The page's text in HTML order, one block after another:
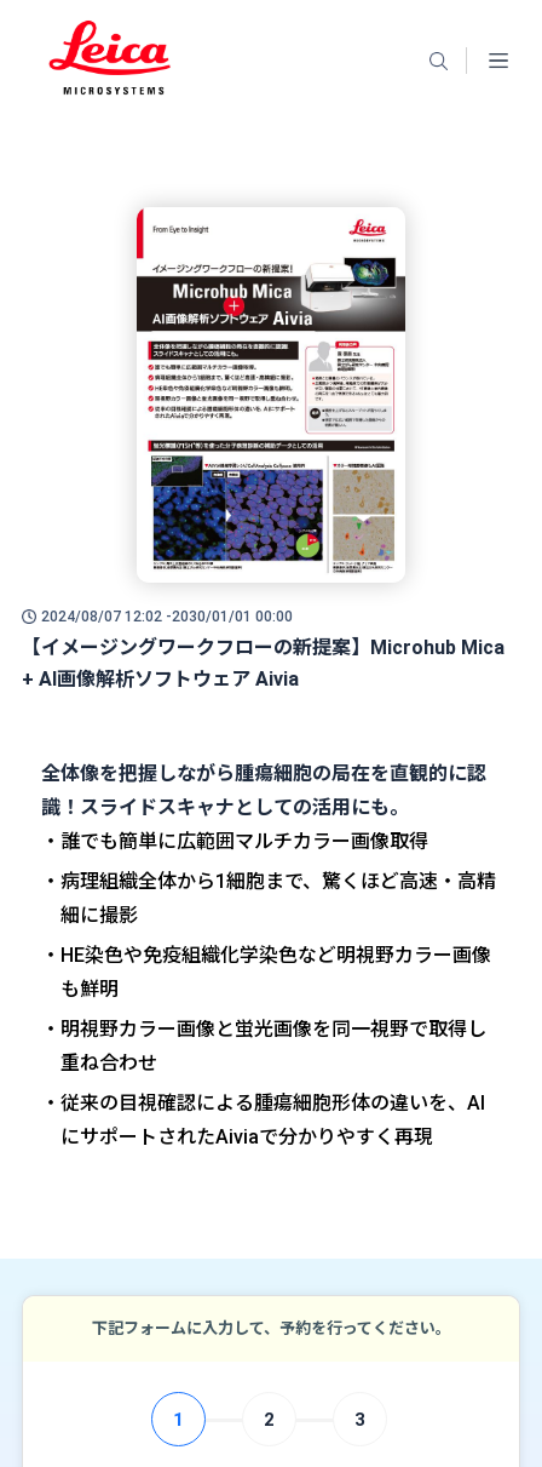
2024/08/07 12:02 -2030/01/01 00:00
【イメージングワークフローの新提案】Microhub Mica
+ AI画像解析ソフトウェア Aivia
全体像を把握しながら腫瘍細胞の局在を直観的に認
識！スライドスキャナとしての活用にも。
誰でも簡単に広範囲マルチカラー画像取得
病理組織全体から1細胞まで、驚くほど高速・高精
細に撮影
HE染色や免疫組織化学染色など明視野カラー画像
も鮮明
明視野カラー画像と蛍光画像を同一視野で取得し
重ね合わせ
従来の目視確認による腫瘍細胞形体の違いを、AI
にサポートされたAiviaで分かりやすく再現
下記フォームに入力して、予約を行ってください。
1 2 3